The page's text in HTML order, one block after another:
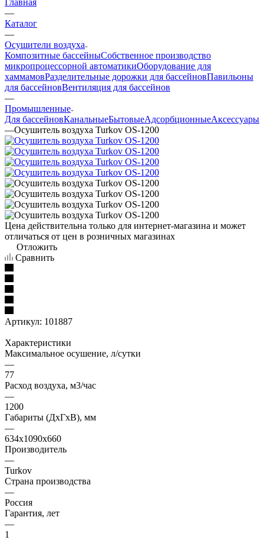
—
Каталог
—
Осушители воздуха
Композитные бассейныСобственное производство
микропроцессорной автоматикиОборудование для
хаммамовРазделительные дорожки для бассейновПавильоны
для бассейновВентиляция для бассейнов
—
Промышленные
Для бассейновКанальныеБытовыеАдсорбционныеАксессуары
—Осушитель воздуха Turkov OS-1200
Цена действительна только для интернет-магазина и может
отличаться от цен в розничных магазинах
Отложить
Сравнить
Артикул: 101887
Характеристики
Максимальное осушение, л/сутки
—
77
Расход воздуха, м3/час
—
1200
Габариты (ДxГxВ), мм
—
634x1090x660
Производитель
—
Turkov
Страна производства
—
Россия
Гарантия, лет
—
1